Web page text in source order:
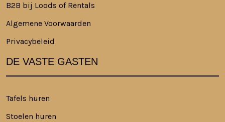
B2B bij Loods of Rentals
Algemene Voorwaarden
Privacybeleid
DE VASTE GASTEN
Tafels huren
Stoelen huren